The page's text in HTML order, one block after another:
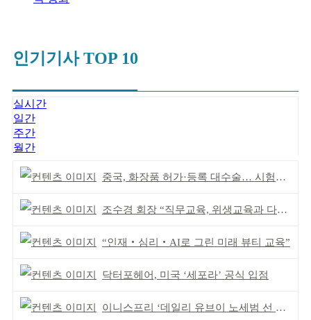
인기기사 TOP 10
실시간
일간
주간
월간
중국, 화장품 허가·등록 대수술… 시험자료 공용 허용
조수경 회장 “직무교육, 위생교육과 다르다”
“인재‧심리‧AI로 그린 미래 뷰티 교육”
닥터포헤어, 미국 ‘세포라’ 공식 입점
이니스프리 ‘데일리 유브이 노세범 선 파우더’ 출시